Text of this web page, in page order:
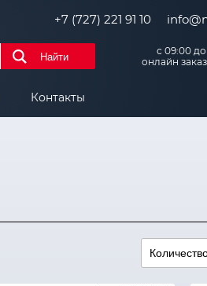
+7 (727) 221 91 10
Найти
с 09:00
онлайн
Контакты